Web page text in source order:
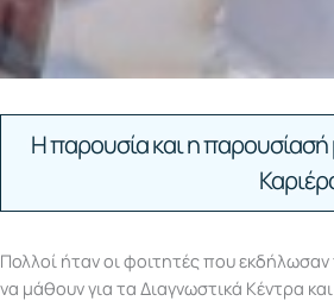
Η παρουσία και η παρουσίασή
Πολλοί ήταν οι φοιτητές που
να μάθουν για τα Διαγνωστικά Κέντρα